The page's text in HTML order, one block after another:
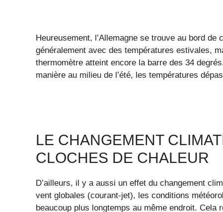
Heureusement, l’Allemagne se trouve au bord
généralement avec des températures estivales,
thermomètre atteint encore la barre des 34
manière au milieu de l’été, les températures
LE CHANGEMENT
CLOCHES DE CHALEUR
D’ailleurs, il y a aussi un effet du changement
vent globales (courant-jet), les conditions
beaucoup plus longtemps au même endroit.